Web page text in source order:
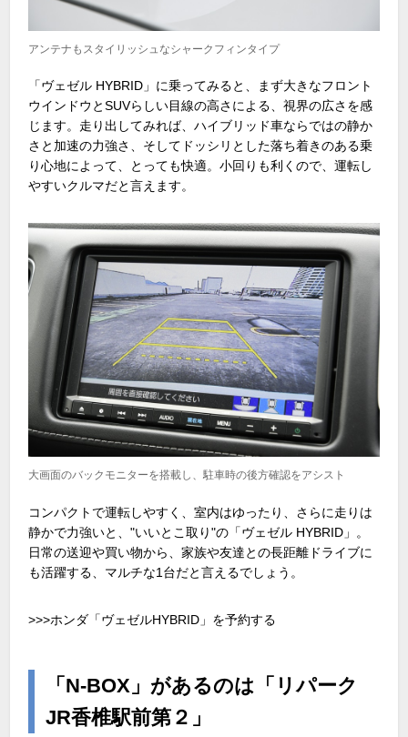
アンテナもスタイリッシュなシャークフィンタイプ
「ヴェゼル HYBRID」に乗ってみると、まず大きなフロント
ウインドウとSUVらしい目線の高さによる、視界の広さを感
じます。走り出してみれば、ハイブリッド車ならではの静か
さと加速の力強さ、そしてドッシリとした落ち着きのある乗
り心地によって、とっても快適。小回りも利くので、運転し
やすいクルマだと言えます。
大画面のバックモニターを搭載し、駐車時の後方確認をアシスト
コンパクトで運転しやすく、室内はゆったり、さらに走りは
静かで力強いと、"いいとこ取り"の「ヴェゼル HYBRID」。
日常の送迎や買い物から、家族や友達との長距離ドライブに
も活躍する、マルチな1台だと言えるでしょう。
>>>ホンダ「ヴェゼルHYBRID」を予約する
「N-BOX」があるのは「リパーク
JR香椎駅前第２」